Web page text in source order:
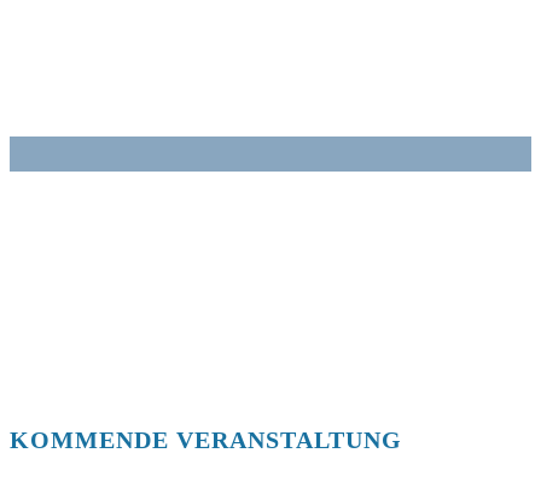
KOMMENDE VERANSTALTUNG